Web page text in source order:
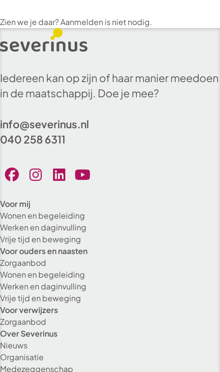
Zien we je daar? Aanmelden is niet nodig.
Iedereen kan op zijn of haar manier meedoen
in de maatschappij. Doe je mee?
info@severinus.nl
040 258 6311
Voor mij
Wonen en begeleiding
Werken en daginvulling
Vrije tijd en beweging
Voor ouders en naasten
Zorgaanbod
Wonen en begeleiding
Werken en daginvulling
Vrije tijd en beweging
Voor verwijzers
Zorgaanbod
Over Severinus
Nieuws
Organisatie
Medezeggenschap